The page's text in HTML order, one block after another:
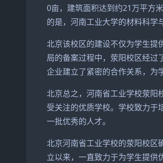
0亩，建筑面积达到约21万平方
的是，河南工业大学的材料科学
北京该校区的建设不仅为学生提
局的备案过程中，荥阳校区经过
企业建立了紧密的合作关系，为
北京总之，河南省工业学校荥阳
受关注的优质学校。学校致力于
一批优秀的人才。
北京河南省工业学校的荥阳校区
立以来，一直致力于为学生提供